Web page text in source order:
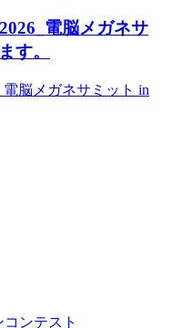
電脳メガネサ
す。
脳メガネサミット in
ンテスト